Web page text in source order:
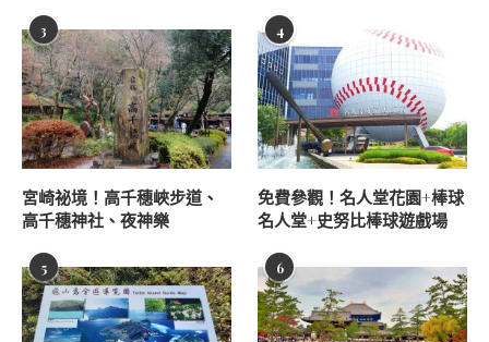
3
宮崎祕境！高千穗峽步道、
高千穗神社、夜神樂
4
免費參觀！名人堂花園+棒球
名人堂+史努比棒球遊戲場
5 6